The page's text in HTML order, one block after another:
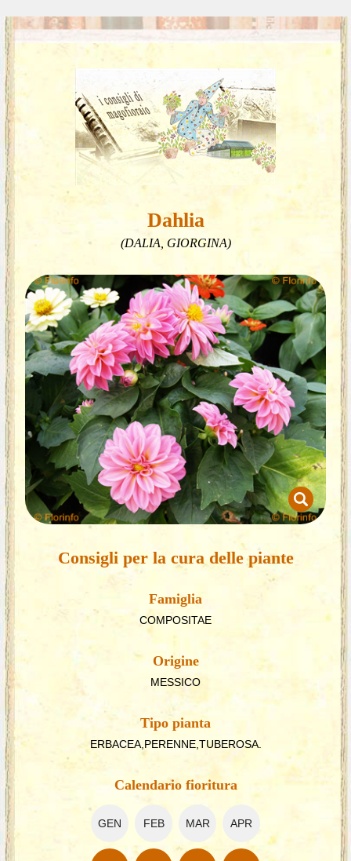
Dahlia
(DALIA, GIORGINA)
Consigli per la cura delle piante
Famiglia
COMPOSITAE
Origine
MESSICO
Tipo pianta
ERBACEA,PERENNE,TUBEROSA.
Calendario fioritura
GEN FEB MAR APR